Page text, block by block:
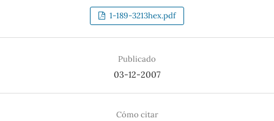
1-189-3213hex.pdf
Publicado
03-12-2007
Cómo citar